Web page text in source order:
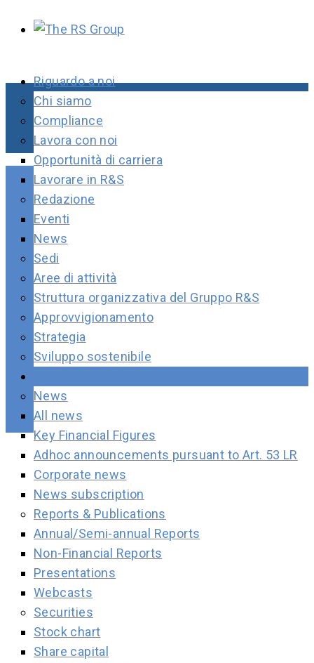
Riguardo a noi
Chi siamo
Compliance
Lavora con noi
Opportunità di carriera
Lavorare in R&S
Redazione
Eventi
News
Sedi
Aree di attività
Struttura organizzativa del Gruppo R&S
Approvvigionamento
Strategia
Sviluppo sostenibile
News
All news
Key Financial Figures
Adhoc announcements pursuant to Art. 53 LR
Corporate news
News subscription
Reports & Publications
Annual/Semi-annual Reports
Non-Financial Reports
Presentations
Webcasts
Securities
Stock chart
Share capital